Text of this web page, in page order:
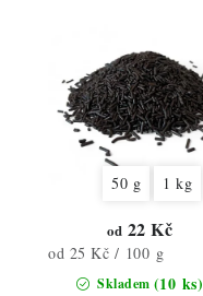
50 g 1 kg
Skladem (10 ks)
od 22 Kč
Měrná
cena:
od 25 Kč / 100 g